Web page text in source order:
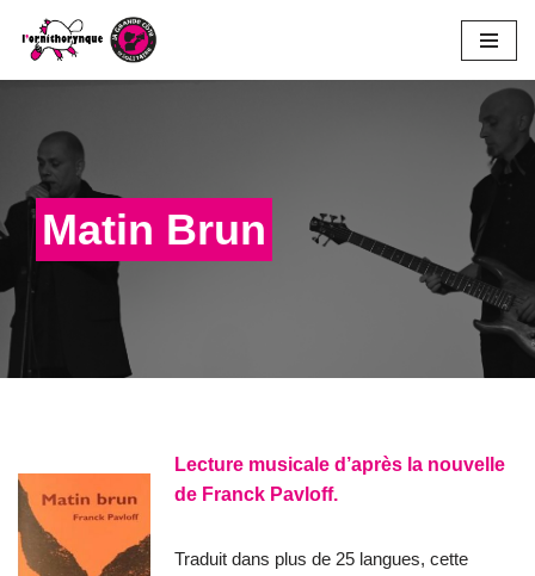
Aller
Matin Brun
Lecture musicale d’après la nouvelle
de Franck Pavloff.
Traduit dans plus de 25 langues, cette